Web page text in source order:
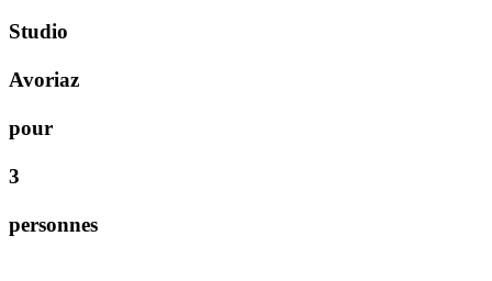
Studio
Avoriaz
pour
3
personnes